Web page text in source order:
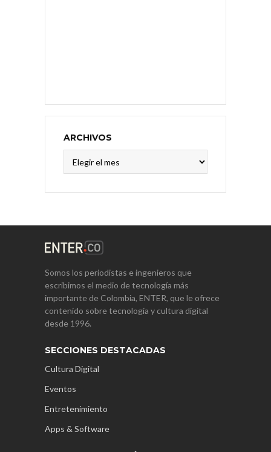
ARCHIVOS
Somos los periodistas e ingenieros que
escribimos el medio de tecnología más
importante de Colombia, ENTER, que le ofrece
contenido sobre tecnología y cultura digital
desde 1996.
SECCIONES DESTACADAS
Cultura Digital
Eventos
Entretenimiento
Apps & Software